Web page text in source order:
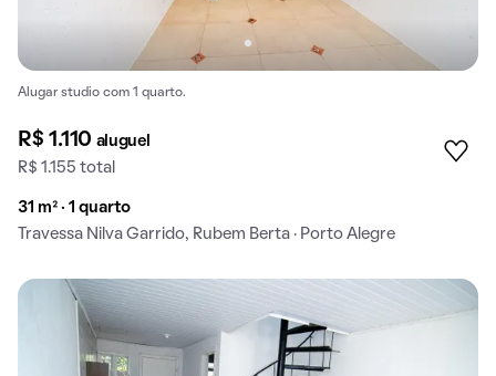
Alugar studio com 1 quarto.
R$ 1.110 aluguel
R$ 1.155 total
31 m² · 1 quarto
Travessa Nilva Garrido, Rubem Berta · Porto Alegre